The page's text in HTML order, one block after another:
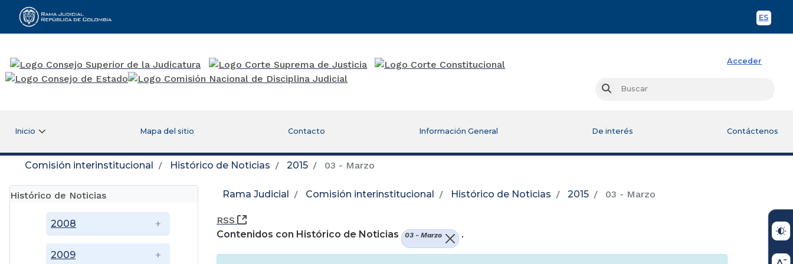
ES
Rama Judicial
Acceder
Buscar
Inicio Mapa del sitio Contacto Información General De interés Contáctenos
Comisión interinstitucional Histórico de Noticias 2015 03 - Marzo
Histórico de Noticias
2008
2009
Rama Judicial Comisión interinstitucional Histórico de Noticias 2015 03 - Marzo
RSS
(Abre una nueva ventana)
Contenidos con Histórico de Noticias
03 - Marzo .